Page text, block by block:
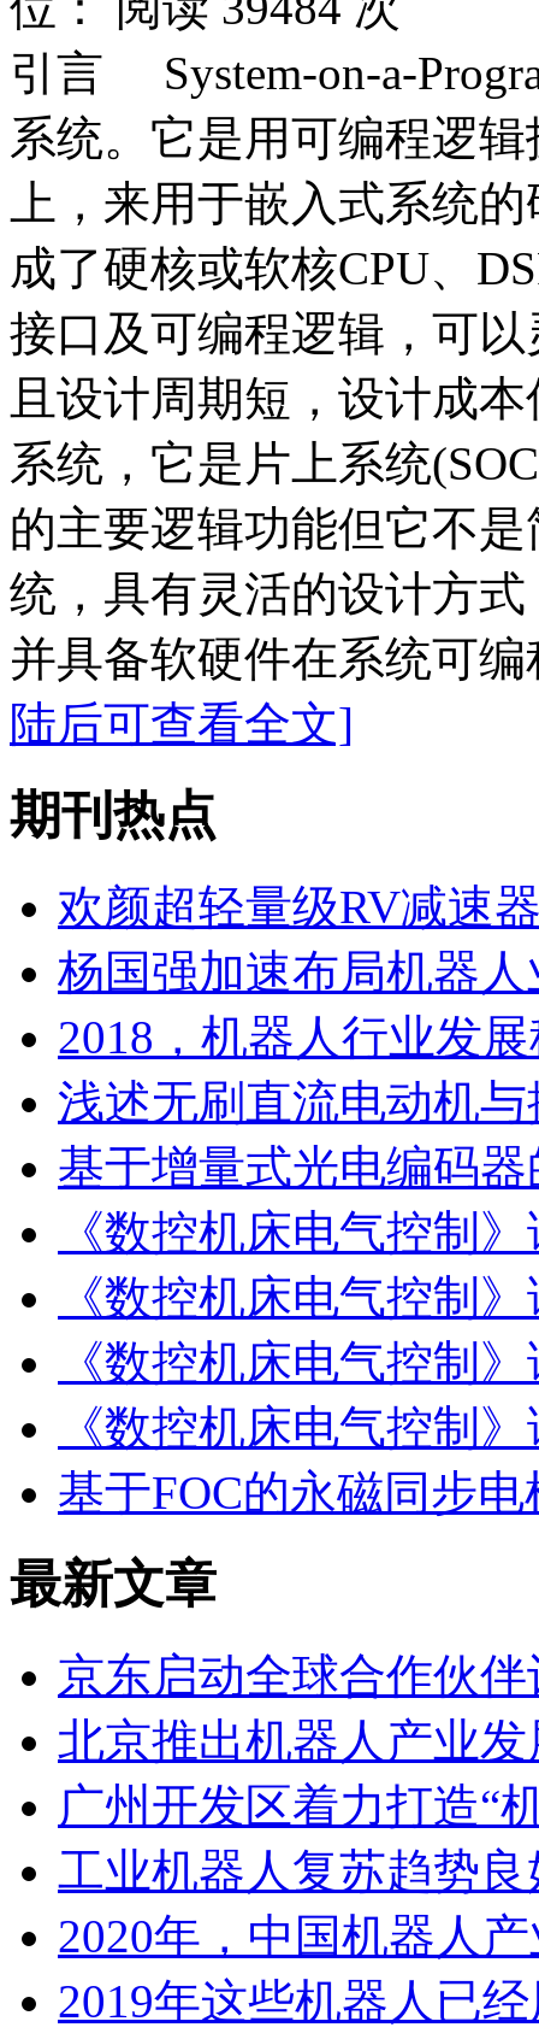
引言 System-on-a-
系统。它是用可编程逻
上，来用于嵌入式系统
成了硬核或软核CPU、
接口及可编程逻辑，可
且设计周期短，设计成
系统，它是片上系统
的主要逻辑功能但它不
统，具有灵活的设计方
并具备软硬件在系统可
陆后可查看全文]
期刊热点
欢颜超轻量级RV减速
杨国强加速布局机器人
2018，机器人行业发
浅述无刷直流电动机与
基于增量式光电编码
《数控机床电气控制
《数控机床电气控制
《数控机床电气控制
《数控机床电气控制
基于FOC的永磁同步
最新文章
京东启动全球合作伙伴
北京推出机器人产业发
广州开发区着力打造“
工业机器人复苏趋势
2020年，中国机器人
2019年这些机器人已